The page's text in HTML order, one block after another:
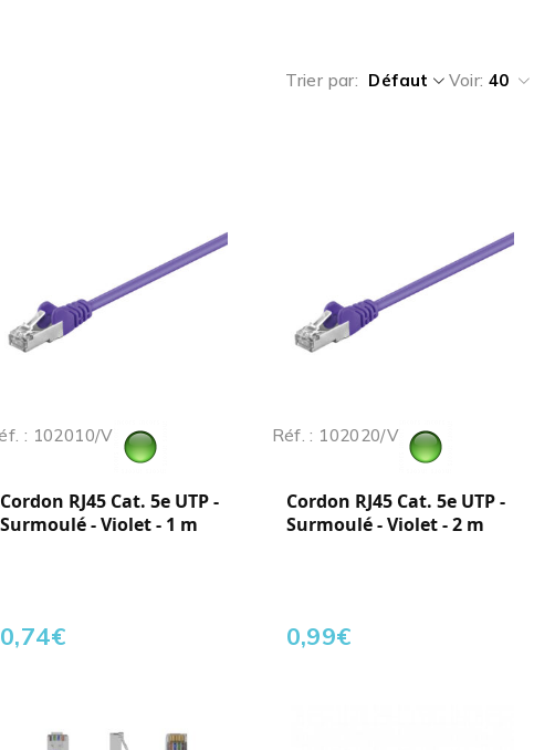
Trier par Défaut Voir: 40
: 102010/V
Cordon RJ45 Cat. 5e UTP -
Surmoulé - Violet - 1 m
0,74€
Réf. : 102020/V
Cordon RJ45 Cat. 5e UTP -
Surmoulé - Violet - 2 m
0,99€